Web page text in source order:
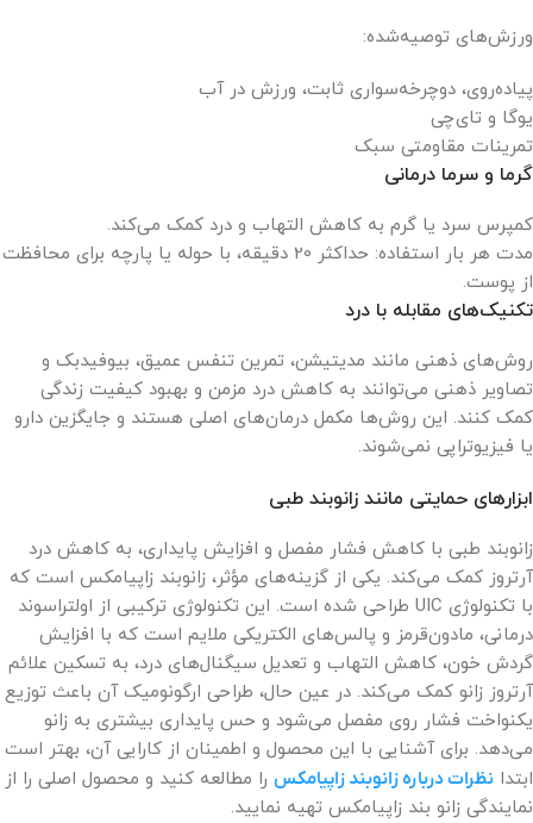
ورزش‌های توصیه‌شده:
پیاده‌روی، دوچرخه‌سواری ثابت، ورزش در آب
یوگا و تای‌چی
تمرینات مقاومتی سبک
گرما و سرما درمانی
کمپرس سرد یا گرم به کاهش التهاب و درد کمک می‌کند.
مدت هر بار استفاده: حداکثر 20 دقیقه، با حوله یا پارچه برای محافظت
از پوست.
تکنیک‌های مقابله با درد
روش‌های ذهنی مانند مدیتیشن، تمرین تنفس عمیق، بیوفیدبک و
تصاویر ذهنی می‌توانند به کاهش درد مزمن و بهبود کیفیت زندگی
کمک کنند. این روش‌ها مکمل درمان‌های اصلی هستند و جایگزین دارو
یا فیزیوتراپی نمی‌شوند.
ابزارهای حمایتی مانند زانوبند طبی
زانوبند طبی با کاهش فشار مفصل و افزایش پایداری، به کاهش درد
آرتروز کمک می‌کند. یکی از گزینه‌های مؤثر، زانوبند زاپیامکس است که
با تکنولوژی UIC طراحی شده است. این تکنولوژی ترکیبی از اولتراسوند
درمانی، مادون‌قرمز و پالس‌های الکتریکی ملایم است که با افزایش
گردش خون، کاهش التهاب و تعدیل سیگنال‌های درد، به تسکین علائم
آرتروز زانو کمک می‌کند. در عین حال، طراحی ارگونومیک آن باعث توزیع
یکنواخت فشار روی مفصل می‌شود و حس پایداری بیشتری به زانو
می‌دهد. برای آشنایی با این محصول و اطمینان از کارایی آن، بهتر است
ابتدا نظرات درباره زانوبند زاپیامکس را مطالعه کنید و محصول اصلی را از
نمایندگی زانو بند زاپیامکس تهیه نمایید.